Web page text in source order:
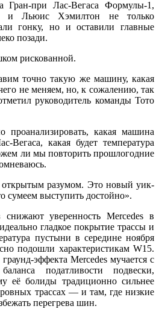
Гран-при Лас-Вегаса Формулы-1,
и Льюис Хэмилтон не только
гонку, но и оставили главные
позади.
рискованной.
точно такую же машину, какая
не меняем, но, к сожалению, так
руководитель команды Тото
проанализировать, какая машина
Вегаса, какая будет температура
ли мы повторить прошлогодние
открытым разумом. Это новый уик-
сумеем выступить достойно».
снижают уверенность Mercedes в
гладкое покрытие трассы и
пустыни в середине ноября
подошли характеристикам W15.
эффекта Mercedes мучается с
податливости подвески,
её болиды традиционно сильнее
трассах — и там, где низкие
перегрева шин.